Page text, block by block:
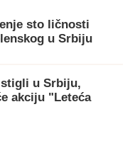
sto ličnosti
u Srbiju
u Srbiju,
akciju "Leteća